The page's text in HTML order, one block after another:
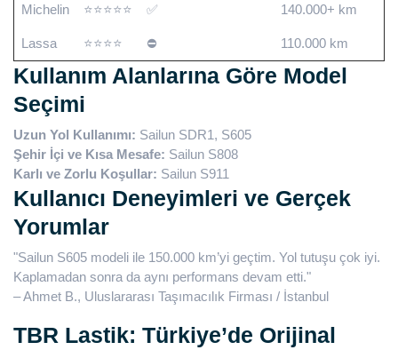
Michelin ⭐⭐⭐⭐⭐ ✅ 140.000+ km
Lassa ⭐⭐⭐⭐ ⛔ 110.000 km
Kullanım Alanlarına Göre Model
Seçimi
Uzun Yol Kullanımı: Sailun SDR1, S605
Şehir İçi ve Kısa Mesafe: Sailun S808
Karlı ve Zorlu Koşullar: Sailun S911
Kullanıcı Deneyimleri ve Gerçek
Yorumlar
"Sailun S605 modeli ile 150.000 km’yi geçtim. Yol tutuşu çok iyi.
Kaplamadan sonra da aynı performans devam etti."
– Ahmet B., Uluslararası Taşımacılık Firması / İstanbul
TBR Lastik: Türkiye’de Orijinal